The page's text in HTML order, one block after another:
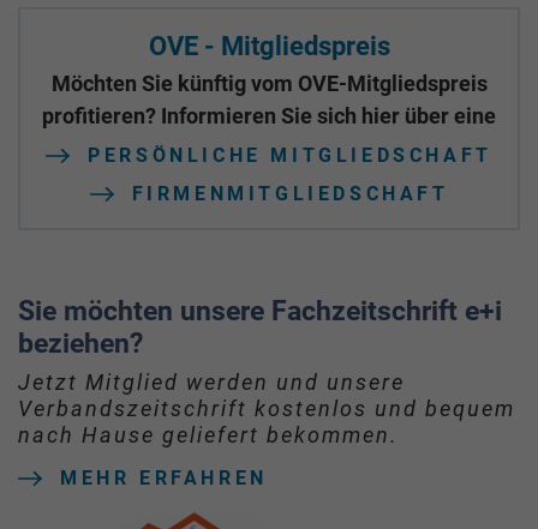
OVE - Mitgliedspreis
Möchten Sie künftig vom OVE-Mitgliedspreis
profitieren? Informieren Sie sich hier über eine
PERSÖNLICHE MITGLIEDSCHAFT
FIRMENMITGLIEDSCHAFT
Sie möchten unsere Fachzeitschrift e+i
beziehen?
Jetzt Mitglied werden und unsere
Verbandszeitschrift kostenlos und bequem
nach Hause geliefert bekommen.
MEHR ERFAHREN